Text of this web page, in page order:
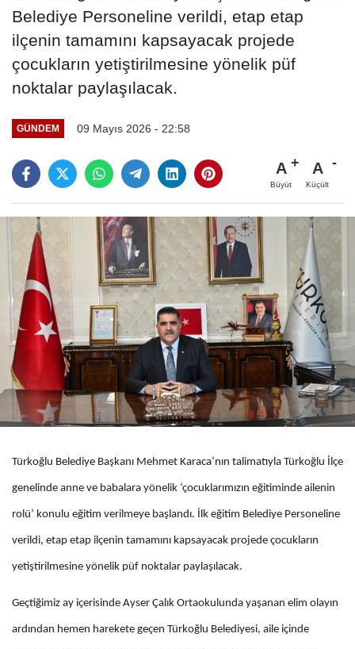
Belediye Personeline verildi, etap etap
ilçenin tamamını kapsayacak projede
çocukların yetiştirilmesine yönelik püf
noktalar paylaşılacak.
GÜNDEM 09 Mayıs 2026 - 22:58
A
Büyüt
A
Küçült
Türkoğlu Belediye Başkanı Mehmet Karaca’nın talimatıyla Türkoğlu İlçe
genelinde anne ve babalara yönelik ‘çocuklarımızın eğitiminde ailenin
rolü’ konulu eğitim verilmeye başlandı. İlk eğitim Belediye Personeline
verildi, etap etap ilçenin tamamını kapsayacak projede çocukların
yetiştirilmesine yönelik püf noktalar paylaşılacak.
Geçtiğimiz ay içerisinde Ayser Çalık Ortaokulunda yaşanan elim olayın
ardından hemen harekete geçen Türkoğlu Belediyesi, aile içinde